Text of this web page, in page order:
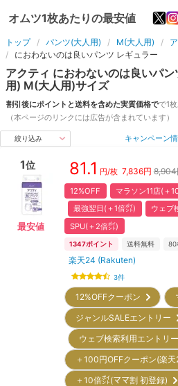
オムツ1枚あたりの最安値
トップ パンツ(大人用) M(大人用)
におわないのは良いパンツ レギュラー
アクティ におわないのは良いパ
用) M(大人用)サイズ
割引後にポイントと送料を含めた実質価格でで1
（本ページのリンクには広告が含まれています）
絞り込み キャンペーン
1位
最安値
81.1 円/枚 7,836円 8,904
12%OFF マラソン11店(＋
最強翌日(＋1倍㌽)
ウェブ
SPU(＋2倍㌽)
1347ポイント 送料無料 80
楽天24 (Rakuten)
3件
12%OFFクーポン
ジャンルSALEエントリー
ウェブ検索利用エントリ
＋100円OFFクーポン(楽
＋10倍㌽(ママ割 初登録)